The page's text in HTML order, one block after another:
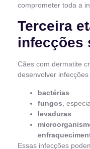
comprometer toda a
Terceira
infecções
Cães com dermatite
desenvolver infecções
bactérias
fungos ,
levaduras
Essas infecções